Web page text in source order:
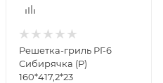
Решетка-гриль РГ-6
Сибирячка (Р)
160*417,2*23